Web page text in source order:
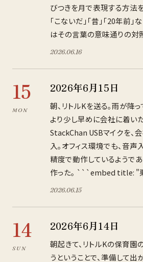
びつきを月で表現する方法
「こないだ」「昔」「20年前
はその言葉の意味通りの対
2026.06.16
15
MON
2026年6月15日
朝、リトルKを送る。雨が降
より少し早めに会社に着い
StackChan USBマイクを、
入。オフィス環境でも、音
精度で動作しているようで
作った。 ```embed title: "
2026.06.15
14
SUN
2026年6月14日
朝起きて、リトルKの保育
うということで、準備して